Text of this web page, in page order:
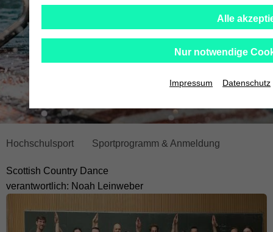
skip
navigation
to
content
Hochschulsport Sportprogramm & Anmeldung
Scottish Country Dance
verantwortlich: Noah Leinweber
Alle
Nur notwendige
Impressum Datenschutz